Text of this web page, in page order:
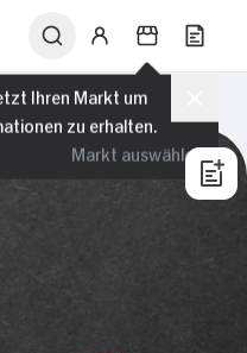
Ihren Markt um
zu erhalten.
Markt auswählen